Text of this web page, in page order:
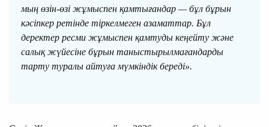
мың өзін-өзі жұмыспен қамтығандар — бұл бұрын
кәсіпкер ретінде тіркелмеген азаматтар. Бұл
деректер ресми жұмыспен қамтуды кеңейту және
салық жүйесіне бұрын таныстырылмағандарды
тарту туралы айтуға мүмкіндік береді».